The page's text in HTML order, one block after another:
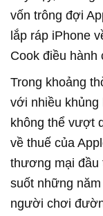
vốn trông đợi
lắp ráp iPhone
Cook điều hành
Trong khoảng
với nhiều
không thể vượt
về thuế của
thương mại đầu
suốt những
người chơi